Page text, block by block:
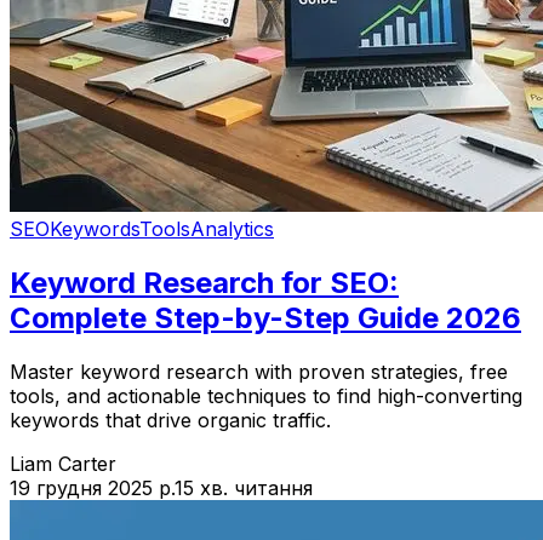
SEOKeywordsToolsAnalytics
Keyword Research for SEO:
Complete Step-by-Step Guide 2026
Master keyword research with proven strategies, free
tools, and actionable techniques to find high-converting
keywords that drive organic traffic.
Liam Carter
19 грудня 2025 р.15 хв. читання